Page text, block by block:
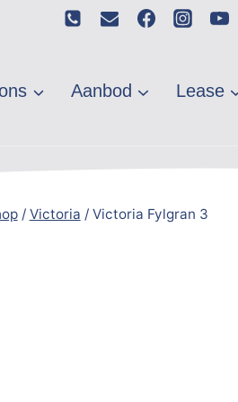
Aanbod Lease
/ Victoria / Victoria Fylgran 3